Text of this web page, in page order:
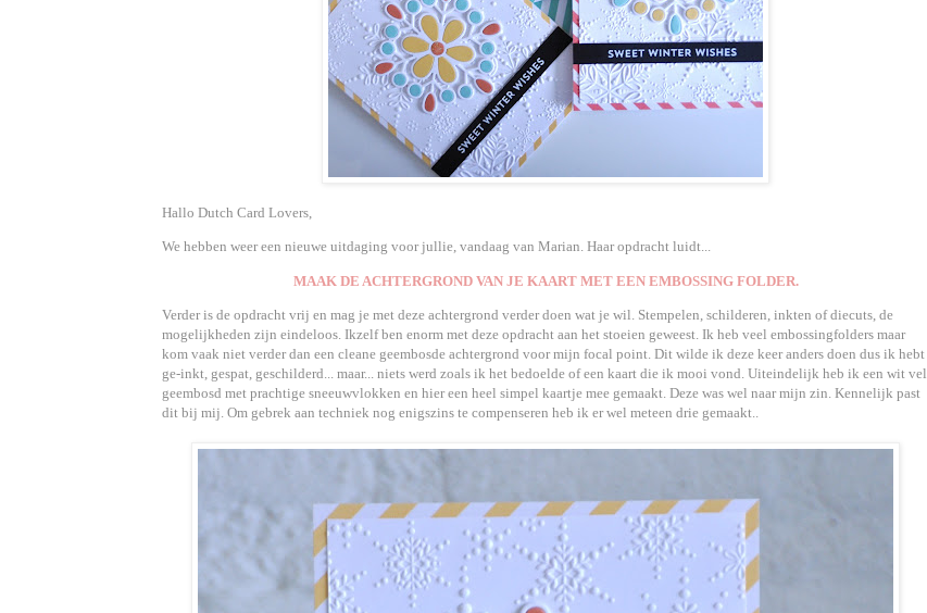
Hallo Dutch Card Lovers,
We hebben weer een nieuwe uitdaging voor jullie, vandaag van Marian. Haar opdracht luidt...
MAAK DE ACHTERGROND VAN JE KAART MET EEN EMBOSSING FOLDER.
Verder is de opdracht vrij en mag je met deze achtergrond verder doen wat je wil. Stempelen, schilderen, inkten of diecuts, de
mogelijkheden zijn eindeloos. Ikzelf ben enorm met deze opdracht aan het stoeien geweest. Ik heb veel embossingfolders maar
kom vaak niet verder dan een cleane geembosde achtergrond voor mijn focal point. Dit wilde ik deze keer anders doen dus ik hebt
ge-inkt, gespat, geschilderd... maar... niets werd zoals ik het bedoelde of een kaart die ik mooi vond. Uiteindelijk heb ik een wit vel
geembosd met prachtige sneeuwvlokken en hier een heel simpel kaartje mee gemaakt. Deze was wel naar mijn zin. Kennelijk past
dit bij mij. Om gebrek aan techniek nog enigszins te compenseren heb ik er wel meteen drie gemaakt..